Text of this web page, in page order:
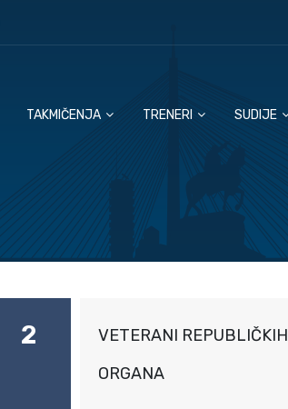
TAKMIČENJA TRENERI SUDIJE
2
VETERANI REPUBLIČKIH
ORGANA